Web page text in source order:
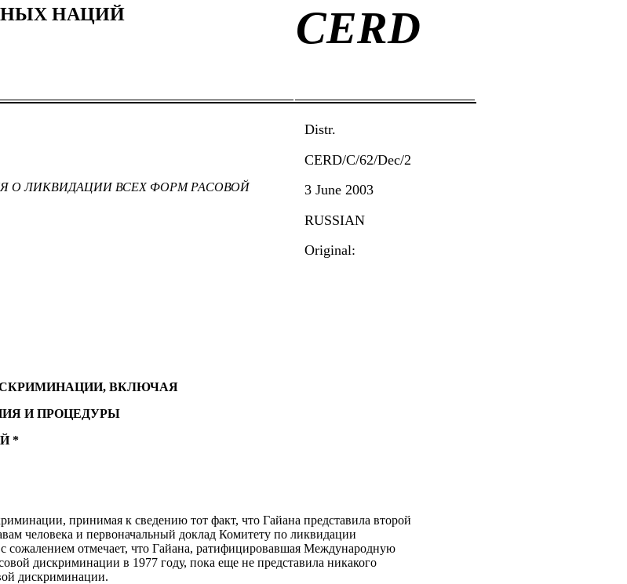
НАЦИЙ CERD
О ЛИКВИДАЦИИ ВСЕХ ФОРМ РАСОВОЙ
Distr.
CERD/C/62/Dec/2
3 June 2003
RUSSIAN
Original:
ВКЛЮЧАЯ
И ПРОЦЕДУРЫ
*
принимая к сведению тот факт, что Гайана представила второй
человека и первоначальный доклад Комитету по ликвидации
отмечает, что Гайана, ратифицировавшая Международную
дискриминации в 1977 году, пока еще не представила никакого
дискриминации.